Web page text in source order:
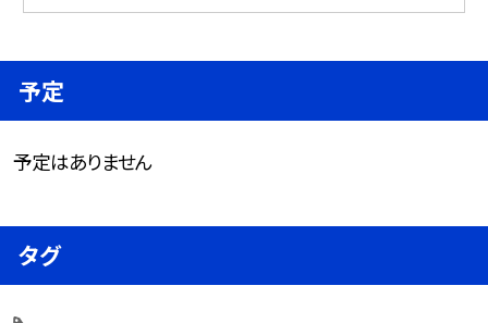
予定
予定はありません
タグ